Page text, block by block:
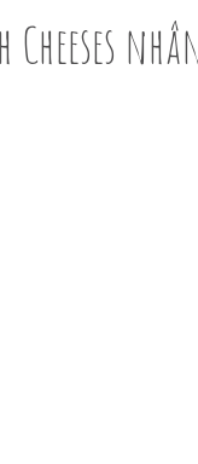
Cheeses